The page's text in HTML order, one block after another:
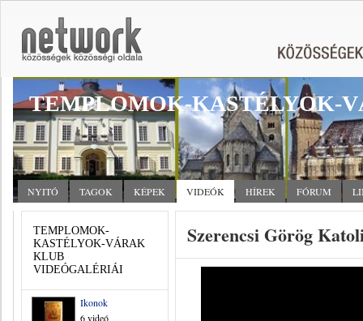
TEMPLOMOK-KASTÉLYOK-
NYITÓ TAGOK KÉPEK VIDEÓK HÍREK FÓRUM
TEMPLOMOK-
KASTÉLYOK-VÁRAK
KLUB
VIDEÓGALÉRIÁI
Ikonok
6 videó
Szerencsi Görög